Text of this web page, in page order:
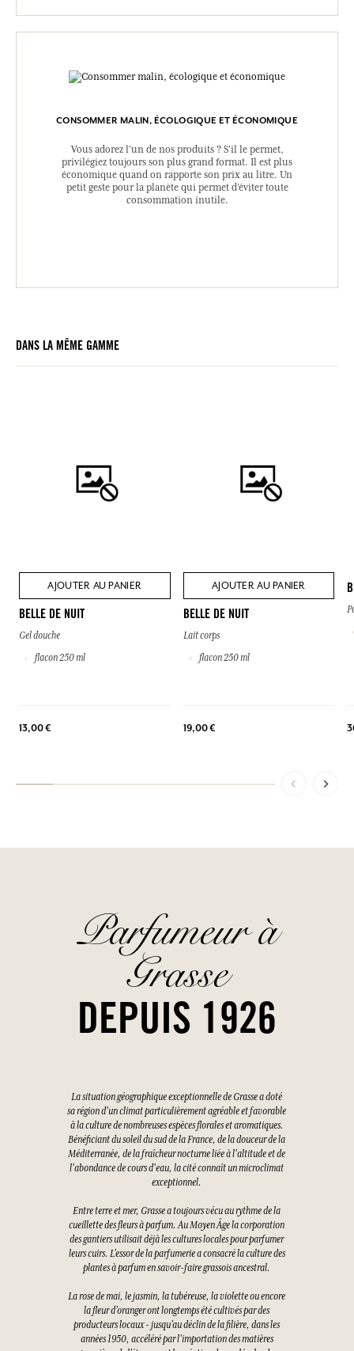
CONSOMMER MALIN, ÉCOLOGIQUE ET ÉCONOMIQUE
Vous adorez l’un de nos produits ? S’il le permet,
privilégiez toujours son plus grand format. Il est plus
économique quand on rapporte son prix au litre. Un
petit geste pour la planète qui permet d’éviter toute
consommation inutile.
DANS LA MÊME GAMME
AJOUTER AU PANIER
BELLE DE NUIT
Gel douche
flacon 250 ml
13,00 €
AJOUTER AU PANIER
BELLE DE NUIT
Lait corps
flacon 250 ml
19,00 €
Parfumeur à
Grasse
DEPUIS 1926
La situation géographique exceptionnelle de Grasse a doté
sa région d'un climat particulièrement agréable et favorable
à la culture de nombreuses espèces florales et aromatiques.
Bénéficiant du soleil du sud de la France, de la douceur de la
Méditerranée, de la fraîcheur nocturne liée à l'altitude et de
l'abondance de cours d'eau, la cité connaît un microclimat
exceptionnel.
Entre terre et mer, Grasse a toujours vécu au rythme de la
cueillette des fleurs à parfum. Au Moyen Âge la corporation
des gantiers utilisait déjà les cultures locales pour parfumer
leurs cuirs. L’essor de la parfumerie a consacré la culture des
plantes à parfum en savoir-faire grassois ancestral.
La rose de mai, le jasmin, la tubéreuse, la violette ou encore
la fleur d’oranger ont longtemps été cultivés par des
producteurs locaux - jusqu’au déclin de la filière, dans les
années 1950, accéléré par l’importation des matières